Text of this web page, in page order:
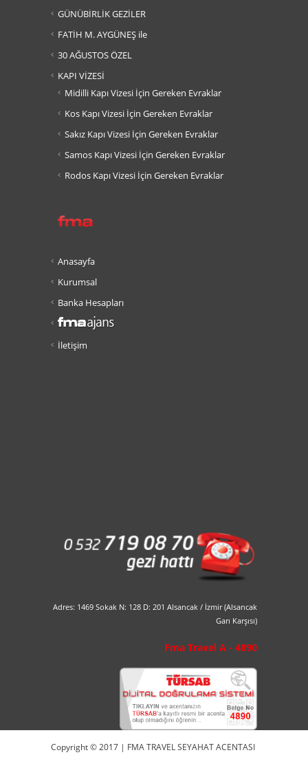
GÜNÜBİRLİK GEZİLER
FATİH M. AYGÜNEŞ ile
30 AĞUSTOS ÖZEL
KAPI VİZESİ
Midilli Kapı Vizesi İçin Gereken Evraklar
Kos Kapı Vizesi İçin Gereken Evraklar
Sakız Kapı Vizesi İçin Gereken Evraklar
Samos Kapı Vizesi İçin Gereken Evraklar
Rodos Kapı Vizesi İçin Gereken Evraklar
Anasayfa
Kurumsal
Banka Hesapları
İletişim
Adres: 1469 Sokak N: 128 D: 201 Alsancak / İzmir (Alsancak
Garı Karşısı)
Fma Travel A - 4890
Copyright © 2017 | FMA TRAVEL SEYAHAT ACENTASI